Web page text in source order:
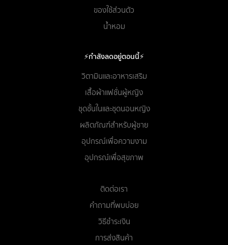
ของใช้ส่วนตัว
น้ำหอม
⚡กำลังลดอยู่ตอนนี้⚡
วิตามินและอาหารเสริม
เสื้อผ้าแฟชั่นผู้หญิง
ชุดชั้นในและชุดนอนหญิง
ผลิตภัณฑ์สำหรับผู้ชาย
อุปกรณ์เพื่อความงาม
อุปกรณ์เพื่อสุขภาพ
ติดต่อเรา
คำถามที่พบบ่อย
วิธีชำระเงิน
การส่งสินค้า